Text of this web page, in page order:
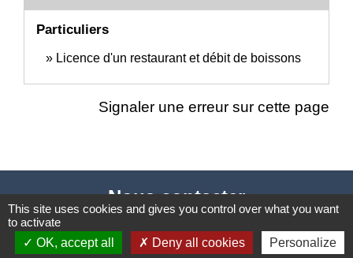
Particuliers
Licence d'un restaurant et débit de boissons
Signaler une erreur sur cette page
Nous contacter
1 rue de la Mairie
This site uses cookies and gives you control over what you want
to activate
OK, accept all
Deny all cookies Personalize